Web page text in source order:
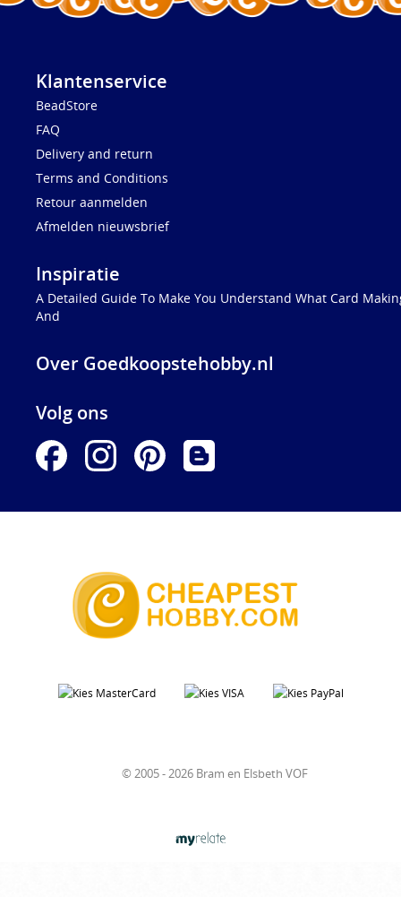
Klantenservice
BeadStore
FAQ
Delivery and return
Terms and Conditions
Retour aanmelden
Afmelden nieuwsbrief
Inspiratie
A Detailed Guide To Make You Understand What Card
And
Over Goedkoopstehobby.nl
Volg ons
© 2005 - 2026 Bram en Elsbeth VOF